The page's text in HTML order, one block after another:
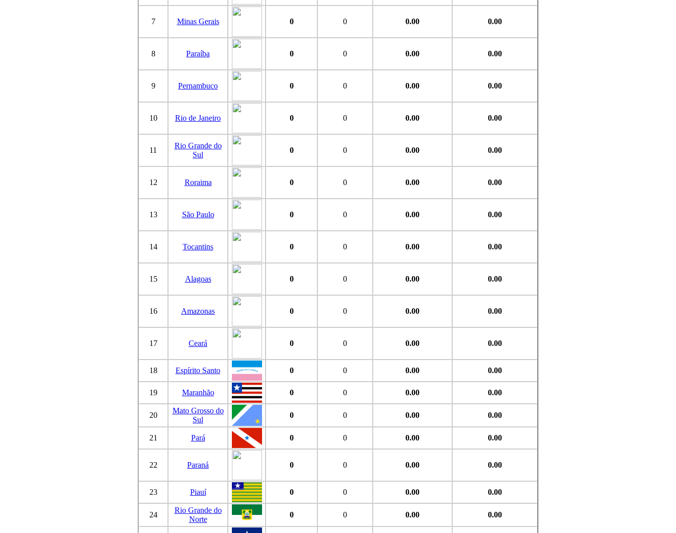
7 Minas Gerais 0 0 0.00 0.00
8 Paraíba 0 0 0.00 0.00
9 Pernambuco 0 0 0.00 0.00
10 Rio de Janeiro 0 0 0.00 0.00
11
Rio Grande do
Sul
0 0 0.00 0.00
12 Roraima 0 0 0.00 0.00
13 São Paulo 0 0 0.00 0.00
14 Tocantins 0 0 0.00 0.00
15 Alagoas 0 0 0.00 0.00
16 Amazonas 0 0 0.00 0.00
17 Ceará 0 0 0.00 0.00
18 Espírito Santo 0 0 0.00 0.00
19 Maranhão 0 0 0.00 0.00
20
Mato Grosso do
Sul
0 0 0.00 0.00
21 Pará 0 0 0.00 0.00
22 Paraná 0 0 0.00 0.00
23 Piauí 0 0 0.00 0.00
24
Rio Grande do
Norte
0 0 0.00 0.00